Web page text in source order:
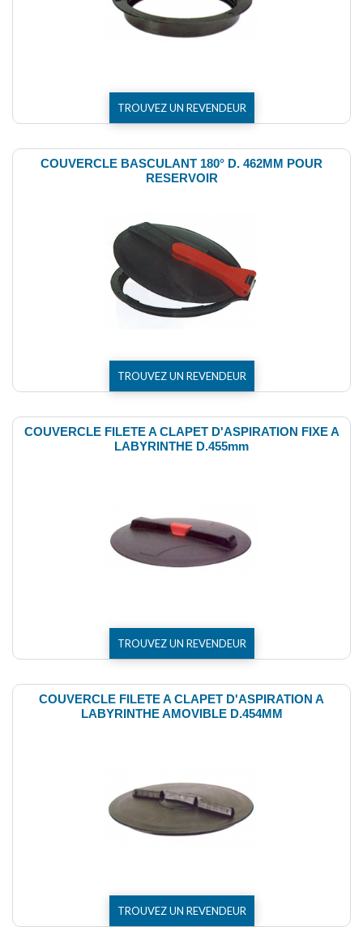
TROUVEZ UN REVENDEUR
COUVERCLE BASCULANT 180° D. 462MM POUR
RESERVOIR
TROUVEZ UN REVENDEUR
COUVERCLE FILETE A CLAPET D'ASPIRATION FIXE A
LABYRINTHE D.455mm
TROUVEZ UN REVENDEUR
COUVERCLE FILETE A CLAPET D'ASPIRATION A
LABYRINTHE AMOVIBLE D.454MM
TROUVEZ UN REVENDEUR